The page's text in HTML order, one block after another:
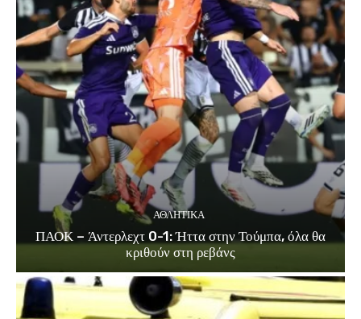
ΑΘΛΗΤΙΚΑ
ΠΑΟΚ – Άντερλεχτ 0-1: Ήττα στην Τούμπα, όλα θα
κριθούν στη ρεβάνς